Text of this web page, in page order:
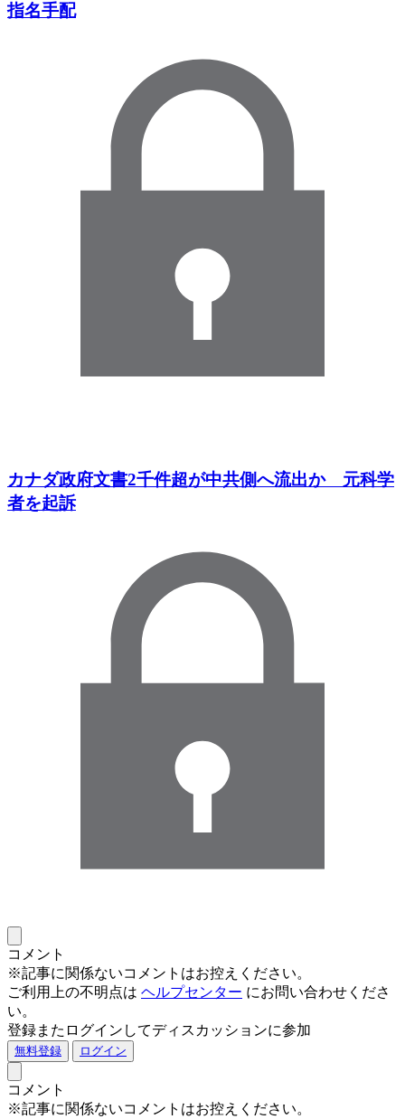
指名手配
カナダ政府文書2千件超が中共側へ流出か 元科学
者を起訴
コメント
※記事に関係ないコメントはお控えください。
ご利用上の不明点は ヘルプセンター にお問い合わせくださ
い。
登録またログインしてディスカッションに参加
無料登録 ログイン
コメント
※記事に関係ないコメントはお控えください。